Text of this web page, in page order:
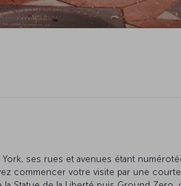
ses rues et avenues étant
commencer votre visite par une courte